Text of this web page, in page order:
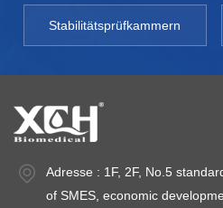
Stabilitätsprüfkammern
Adresse : 1F, 2F, No.5
of SMES, economic